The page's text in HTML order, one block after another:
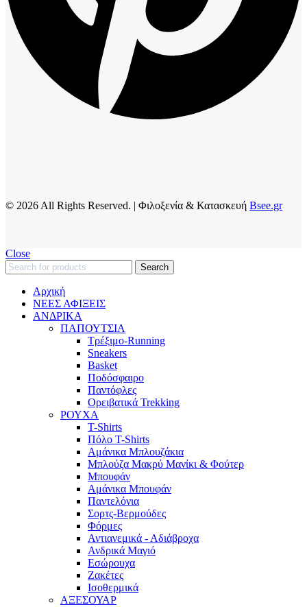
© 2026 All Rights Reserved. | Φιλοξενία & Κατασκευή Bsee.gr
Close
Search
Αρχική
ΝΕΕΣ ΑΦΙΞΕΙΣ
AΝΔΡΙΚΑ
ΠΑΠΟΥΤΣΙΑ
Τρέξιμο-Running
Sneakers
Basket
Ποδόσφαιρο
Παντόφλες
Ορειβατικά Trekking
ΡΟΥΧΑ
T-Shirts
Πόλο T-Shirts
Αμάνικα Μπλουζάκια
Μπλούζα Μακρύ Μανίκι & Φούτερ
Μπουφάν
Αμάνικα Μπουφάν
Παντελόνια
Σορτς-Βερμούδες
Φόρμες
Αντιανεμικά - Αδιάβροχα
Ανδρικά Μαγιό
Εσώρουχα
Ζακέτες
Ισοθερμικά
ΑΞΕΣΟΥΑΡ